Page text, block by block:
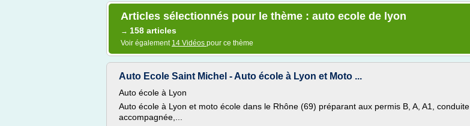
Articles sélectionnés pour le thème : auto ecole de lyon
→ 158 articles
Voir également 14 Vidéos pour ce thème
Auto Ecole Saint Michel - Auto école à Lyon et Moto ...
Auto école à Lyon
Auto école à Lyon et moto école dans le Rhône (69) préparant aux permis B, A, A1, conduite
accompagnée,...